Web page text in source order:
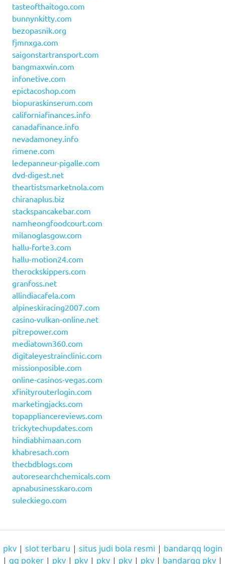
tasteofthaitogo.com
bunnynkitty.com
bezopasnik.org
fjmnxga.com
saigonstartransport.com
bangmaxwin.com
infonetive.com
epictacoshop.com
biopuraskinserum.com
californiafinances.info
canadafinance.info
nevadamoney.info
rimene.com
ledepanneur-pigalle.com
dvd-digest.net
theartistsmarketnola.com
chiranaplus.biz
stackspancakebar.com
namheongfoodcourt.com
milanoglasgow.com
hallu-forte3.com
hallu-motion24.com
therockskippers.com
granfoss.net
allindiacafela.com
alpineskiracing2007.com
casino-vulkan-online.net
pitrepower.com
mediatown360.com
digitaleyestrainclinic.com
missionposible.com
online-casinos-vegas.com
xfinityrouterlogin.com
marketingjacks.com
topappliancereviews.com
trickytechupdates.com
hindiabhimaan.com
khabresach.com
thecbdblogs.com
autoresearchchemicals.com
apnabusinesskaro.com
suleckiego.com
pkv| slot terbaru | situs judi bola resmi | bandarqq login
| qq poker | pkv | pkv | pkv | pkv | pkv | bandarqq pkv |